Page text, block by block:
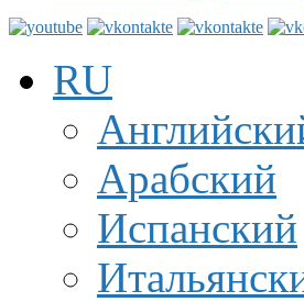
RU
Арабский
Испанский